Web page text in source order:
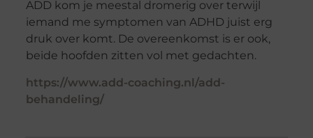
ADD kom je meestal dromerig over terwijl
iemand me symptomen van ADHD juist erg
druk over komt. De overeenkomst is er ook,
beide hoofden zitten vol met gedachten.
https://www.add-coaching.nl/add-
behandeling/